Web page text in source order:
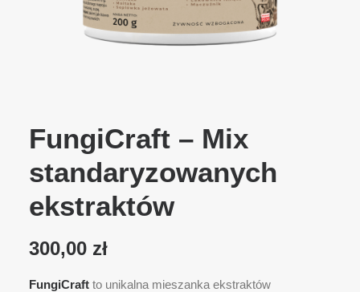
FungiCraft – Mix
standaryzowanych
ekstraktów
300,00 zł
FungiCraft to unikalna mieszanka ekstraktów